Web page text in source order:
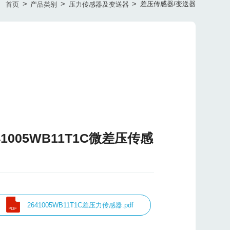
首页 > 产品类别 > 压力传感器及变送器 > 差压传感器/变送器
微差压传感
2641005WB11T1C差压力传感器.pdf